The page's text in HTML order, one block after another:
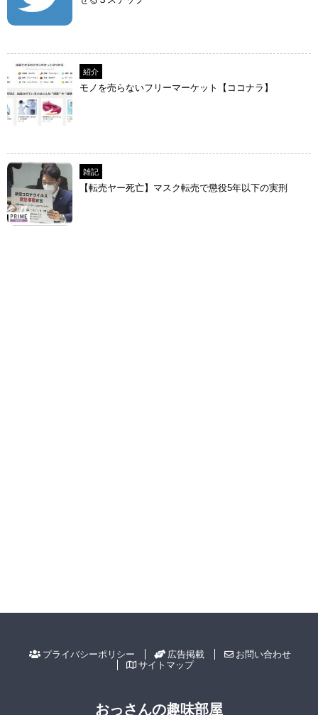
紹介
モノを売らないフリーマーケット【ココナラ】
雑記
【転売ヤー死亡】マスク転売で懲役5年以下の実刑
プライバシーポリシー 広告掲載
お問い合わせ
サイトマップ
おっさんの趣味部屋